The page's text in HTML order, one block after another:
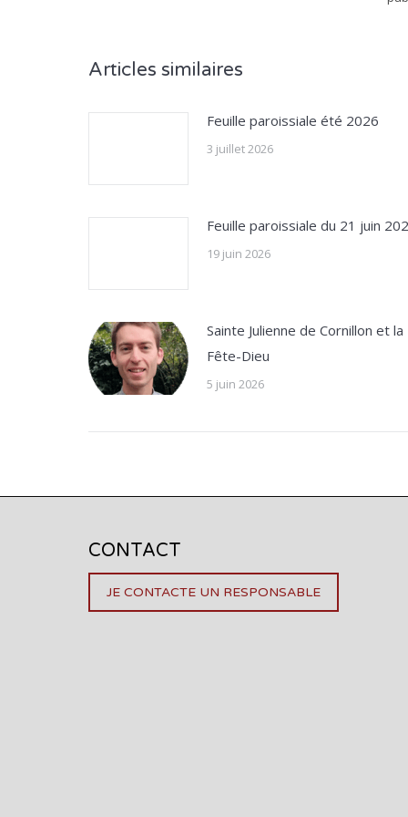
Articles similaires
Feuille paroissiale été 2026
3 juillet 2026
Feuille paroissiale du 21 juin
19 juin 2026
Sainte Julienne de Cornillon et la
Fête-Dieu
5 juin 2026
CONTACT
JE CONTACTE UN RESPONSABLE